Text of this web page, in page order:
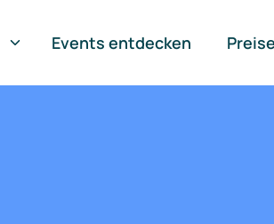
Events entdecken Preise